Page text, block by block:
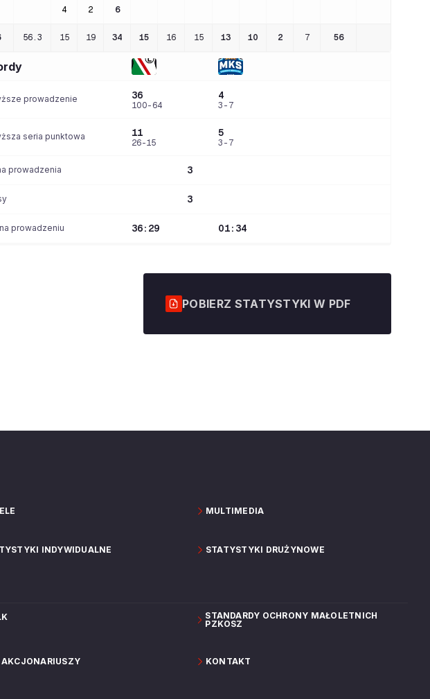
4 2 6
56.3 15 19 34 15 16 15 13 10 2 7 56
prowadzenie 36
100-64
4
3-7
seria punktowa 11
26-15
5
3-7
prowadzenia 3
3
prowadzeniu 36:29 01:34
POBIERZ STATYSTYKI W PDF
MULTIMEDIA
INDYWIDUALNE STATYSTYKI DRUŻYNOWE
STANDARDY OCHRONY MAŁOLETNICH
PZKOSZ
AKCJONARIUSZY KONTAKT